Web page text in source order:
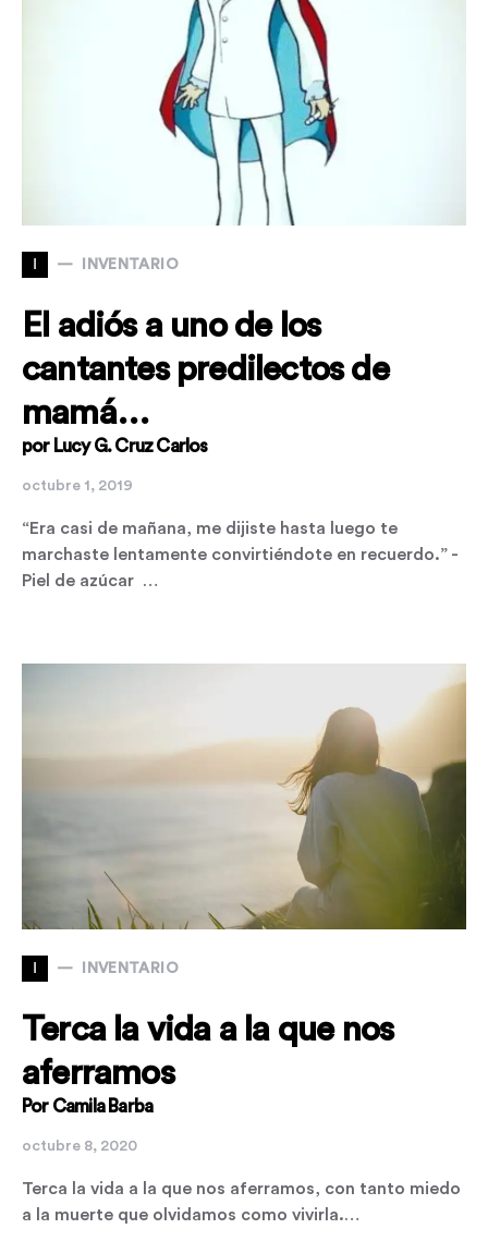
I INVENTARIO
El adiós a uno de los
cantantes predilectos de
mamá…
por Lucy G. Cruz Carlos
octubre 1, 2019
“Era casi de mañana, me dijiste hasta luego te
marchaste lentamente convirtiéndote en recuerdo.” -
Piel de azúcar …
I INVENTARIO
Terca la vida a la que nos
aferramos
Por Camila Barba
octubre 8, 2020
Terca la vida a la que nos aferramos, con tanto miedo
a la muerte que olvidamos como vivirla.…